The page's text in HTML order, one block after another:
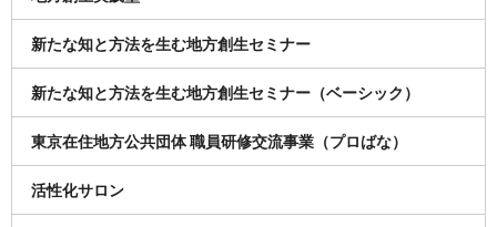
新たな知と方法を生む地方創生セミナー
新たな知と方法を生む地方創生セミナー（ベーシック）
東京在住地方公共団体 職員研修交流事業（プロばな）
活性化サロン